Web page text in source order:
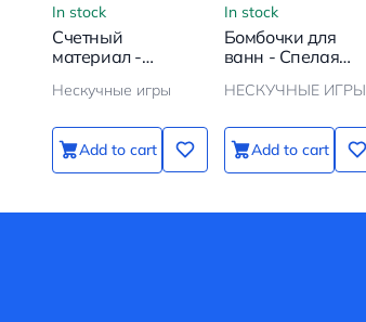
In stock
Счетный
материал -
Нескучные игры
Add to cart
In stock
Бомбочки для
ванн - Спелая
НЕСКУЧНЫЕ ИГРЫ
Add to cart